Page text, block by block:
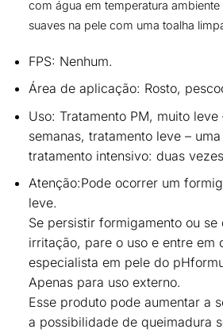
com água em temperatura
suaves na pele com uma toalha
FPS: Nenhum.
Área de aplicação: Rosto,
Uso: Tratamento PM, muito
semanas, tratamento leve –
tratamento intensivo: duas
Atenção:Pode ocorrer um
leve.
Se persistir formigamento ou se
irritação, pare o uso e entre em
especialista em pele do
Apenas para uso externo.
Esse produto pode aumentar a
a possibilidade de queimadura